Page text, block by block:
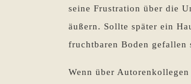
seine Frustration über die
äußern. Sollte später ein
fruchtbaren Boden
Wenn über